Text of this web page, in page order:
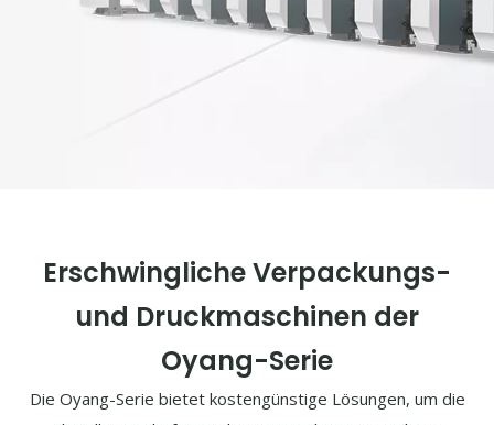
Erschwingliche Verpackungs-
und Druckmaschinen der
Oyang-Serie
Die Oyang-Serie bietet kostengünstige Lösungen, um die